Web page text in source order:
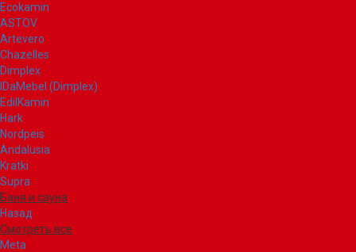
Ecokamin
ASTOV
Artevero
Chazelles
Dimplex
IDaMebel (Dimplex)
EdilKamin
Hark
Nordpeis
Andalusia
Kratki
Supra
Баня и сауна
Назад
Смотреть все
Meta